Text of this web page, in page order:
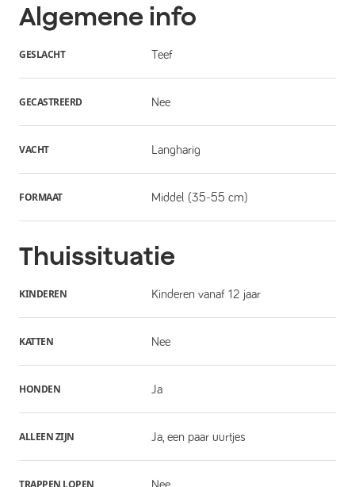
Algemene info
GESLACHT Teef
GECASTREERD Nee
VACHT Langharig
FORMAAT Middel (35-55 cm)
Thuissituatie
KINDEREN Kinderen vanaf 12 jaar
KATTEN Nee
HONDEN Ja
ALLEEN ZIJN Ja, een paar uurtjes
TRAPPEN LOPEN